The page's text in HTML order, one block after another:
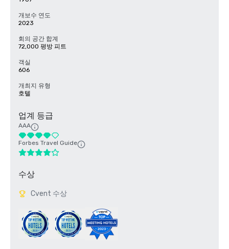
개보수 연도
2023
회의 공간 합계
72,000 평방 피트
객실
606
개최지 유형
호텔
업계 등급
AAA
Forbes Travel Guide
수상
Cvent 수상